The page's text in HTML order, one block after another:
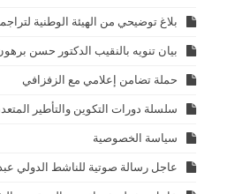
بلاغ توضيحي من الهيئة الوطنية
بيان تنويه بالنقيب الدكتور حسن
حملة تضامن إعلامي مع الزفزافي
سلسلة دورات التكوين والتأطير
سياسة الخصوصية
عاجل رسالة صوتية للناشط الدولي